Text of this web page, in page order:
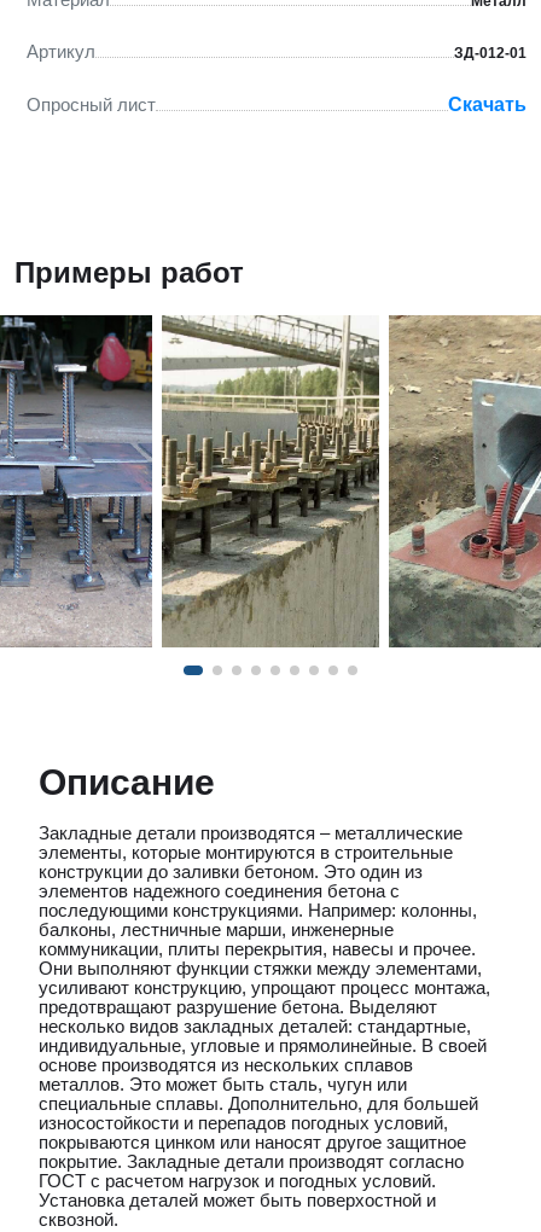
Артикул ЗД-012-01
Опросный лист Скачать
Примеры работ
Описание
Закладные детали производятся – металлические
элементы, которые монтируются в строительные
конструкции до заливки бетоном. Это один из
элементов надежного соединения бетона с
последующими конструкциями. Например: колонны,
балконы, лестничные марши, инженерные
коммуникации, плиты перекрытия, навесы и прочее.
Они выполняют функции стяжки между элементами,
усиливают конструкцию, упрощают процесс монтажа,
предотвращают разрушение бетона. Выделяют
несколько видов закладных деталей: стандартные,
индивидуальные, угловые и прямолинейные. В своей
основе производятся из нескольких сплавов
металлов. Это может быть сталь, чугун или
специальные сплавы. Дополнительно, для большей
износостойкости и перепадов погодных условий,
покрываются цинком или наносят другое защитное
покрытие. Закладные детали производят согласно
ГОСТ с расчетом нагрузок и погодных условий.
Установка деталей может быть поверхостной и
сквозной.